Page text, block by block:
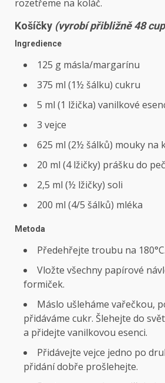
rozetřeme na koláč.
Košíčky (vyrobí přibližně 48
Ingredience
125 g másla/margarínu
375 ml (1½ šálku) cukru
5 ml (1 lžička) vanilkové
3 vejce
625 ml (2½ šálků) mouky na
20 ml (4 lžičky) prášku do
2,5 ml (½ lžičky) soli
200 ml (4/5 šálků) mléka
Metoda
Předehřejte troubu na 180°C.
Vložte všechny papírové
formiček.
Máslo ušleháme vařečkou,
přidáváme cukr. Šlehejte do
a přidejte vanilkovou esenci.
Přidávejte vejce jedno po
přidání dobře prošlehejte.